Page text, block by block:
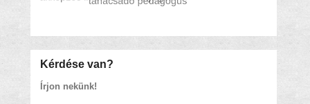
Kérdése van?
Írjon nekünk!